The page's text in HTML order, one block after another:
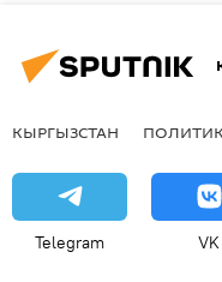
КЫРГЫЗСТАН
Telegram VK